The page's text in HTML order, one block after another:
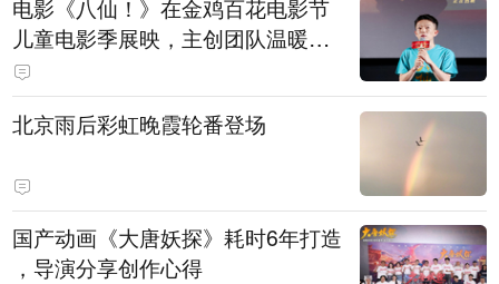
电影《八仙！》在金鸡百花电影节
儿童电影季展映，主创团队温暖寄
语小观众
北京雨后彩虹晚霞轮番登场
国产动画《大唐妖探》耗时6年打造
，导演分享创作心得